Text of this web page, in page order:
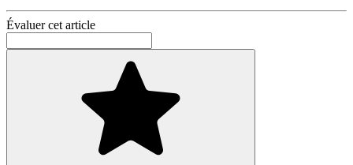
Évaluer cet article